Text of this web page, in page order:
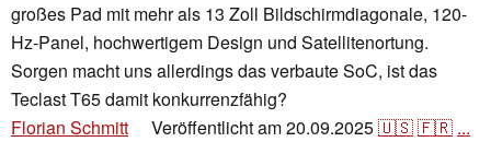
großes Pad mit mehr als 13 Zoll Bildschirmdiagonale, 120-
Hz-Panel, hochwertigem Design und Satellitenortung.
Sorgen macht uns allerdings das verbaute SoC, ist das
Teclast T65 damit konkurrenzfähig?
Florian Schmitt
Veröffentlicht am20.09.2025🇺🇸🇫🇷 ...